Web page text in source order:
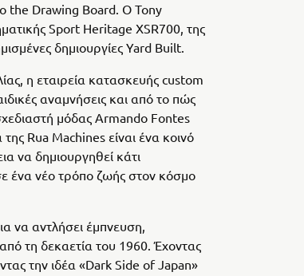
the Drawing Board. Ο Tony
Sport Heritage XSR700, της
δημιουργίες Yard Built.
η εταιρεία κατασκευής custom
αναμνήσεις και από το πώς
μόδας Armando Fontes
Rua Machines είναι ένα κοινό
να δημιουργηθεί κάτι
ένα νέο τρόπο ζωής στον κόσμο
να αντλήσει έμπνευση,
τη δεκαετία του 1960. Έχοντας
την ιδέα «Dark Side of Japan»